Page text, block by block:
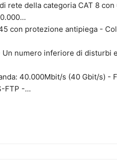
rete della categoria CAT 8
con protezione antipiega -
Un numero inferiore di disturbi
40.000Mbit/s (40 Gbit/s) -
FTP -...